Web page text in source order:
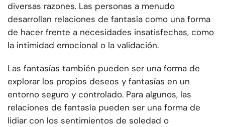
diversas razones. Las personas a menudo
desarrollan relaciones de fantasía como una forma
de hacer frente a necesidades insatisfechas, como
la intimidad emocional o la validación.
Las fantasías también pueden ser una forma de
explorar los propios deseos y fantasías en un
entorno seguro y controlado. Para algunos, las
relaciones de fantasía pueden ser una forma de
lidiar con los sentimientos de soledad o